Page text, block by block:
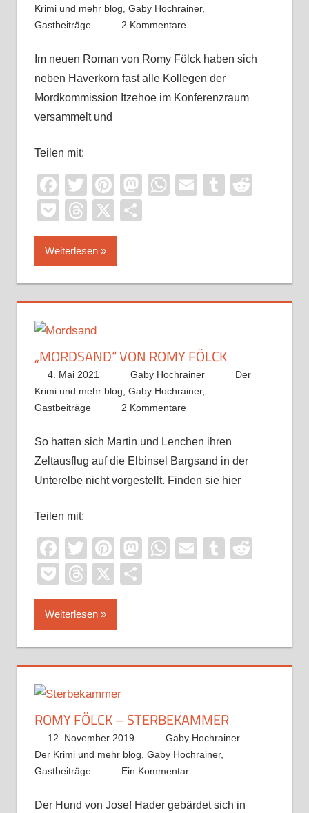
Krimi und mehr blog Gaby Hochrainer,
Gastbeiträge
2 Kommentare
Im neuen Roman von Romy Fölck haben sich
neben Haverkorn fast alle Kollegen der
Mordkommission Itzehoe im Konferenzraum
versammelt und
Teilen mit:
Facebook
TwitterPinterest
Mastodon
WhatsApp
EmailTumblr
PocketThreads
X
Weiterlesen
„MORDSAND“ VON ROMY FÖLCK
4. Mai 2021 Gaby Hochrainer
Der
Krimi und mehr blog Gaby Hochrainer,
Gastbeiträge
2 Kommentare
So hatten sich Martin und Lenchen ihren
Zeltausflug auf die Elbinsel Bargsand in der
Unterelbe nicht vorgestellt. Finden sie hier
Teilen mit:
Facebook
TwitterPinterest
Mastodon
WhatsApp
EmailTumblr
PocketThreads
X
Weiterlesen
ROMY FÖLCK – STERBEKAMMER
12. November 2019
Gaby Hochrainer
Der Krimi und mehr blog Gaby Hochrainer,
Gastbeiträge
Ein Kommentar
Der Hund von Josef Hader gebärdet sich in